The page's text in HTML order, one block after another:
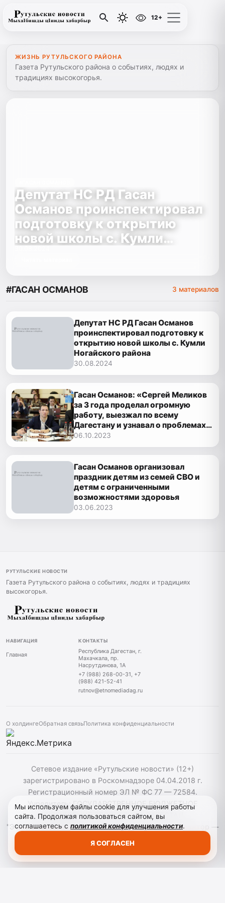
12+
ЖИЗНЬ РУТУЛЬСКОГО РАЙОНА
Газета Рутульского района о событиях, людях и
традициях высокогорья.
Депутат НС РД Гасан
Османов проинспектировал
подготовку к открытию
новой школы с. Кумли
#ГАСАН ОСМАНОВ 3 материалов
Депутат НС РД Гасан Османов
проинспектировал подготовку к
открытию новой школы с. Кумли
Ногайского района
30.08.2024
Гасан Османов: «Сергей Меликов
за 3 года проделал огромную
работу, выезжал по всему
Дагестану и узнавал о проблемах
напрямую»
06.10.2023
Гасан Османов организовал
праздник детям из семей СВО и
детям с ограниченными
возможностями здоровья
03.06.2023
РУТУЛЬСКИЕ НОВОСТИ
Газета Рутульского района о событиях, людях и традициях
высокогорья.
НАВИГАЦИЯ
Главная
КОНТАКТЫ
Республика Дагестан, г.
Махачкала, пр.
Насрутдинова, 1А
+7 (988) 268-00-31, +7
(988) 421-52-41
rutnov@etnomediadag.ru
О холдингеОбратная связьПолитика конфиденциальности
Сетевое издание «Рутульские новости» (12+)
зарегистрировано в Роскомнадзоре 04.04.2018 г.
Регистрационный номер ЭЛ № ФС 77 — 72584.
Учредитель: ГОСУДАРСТВЕННОЕ БЮДЖЕТНОЕ
УЧРЕЖДЕНИЕ РЕСПУБЛИКИ ДАГЕСТАН
"ЭТНОМЕДИАХОЛДИНГ "ДАГЕСТАН". Главный редактор —
Мы используем файлы cookie для улучшения работы
сайта. Продолжая пользоваться сайтом, вы
соглашаетесь с политикой конфиденциальности.
Я СОГЛАСЕН